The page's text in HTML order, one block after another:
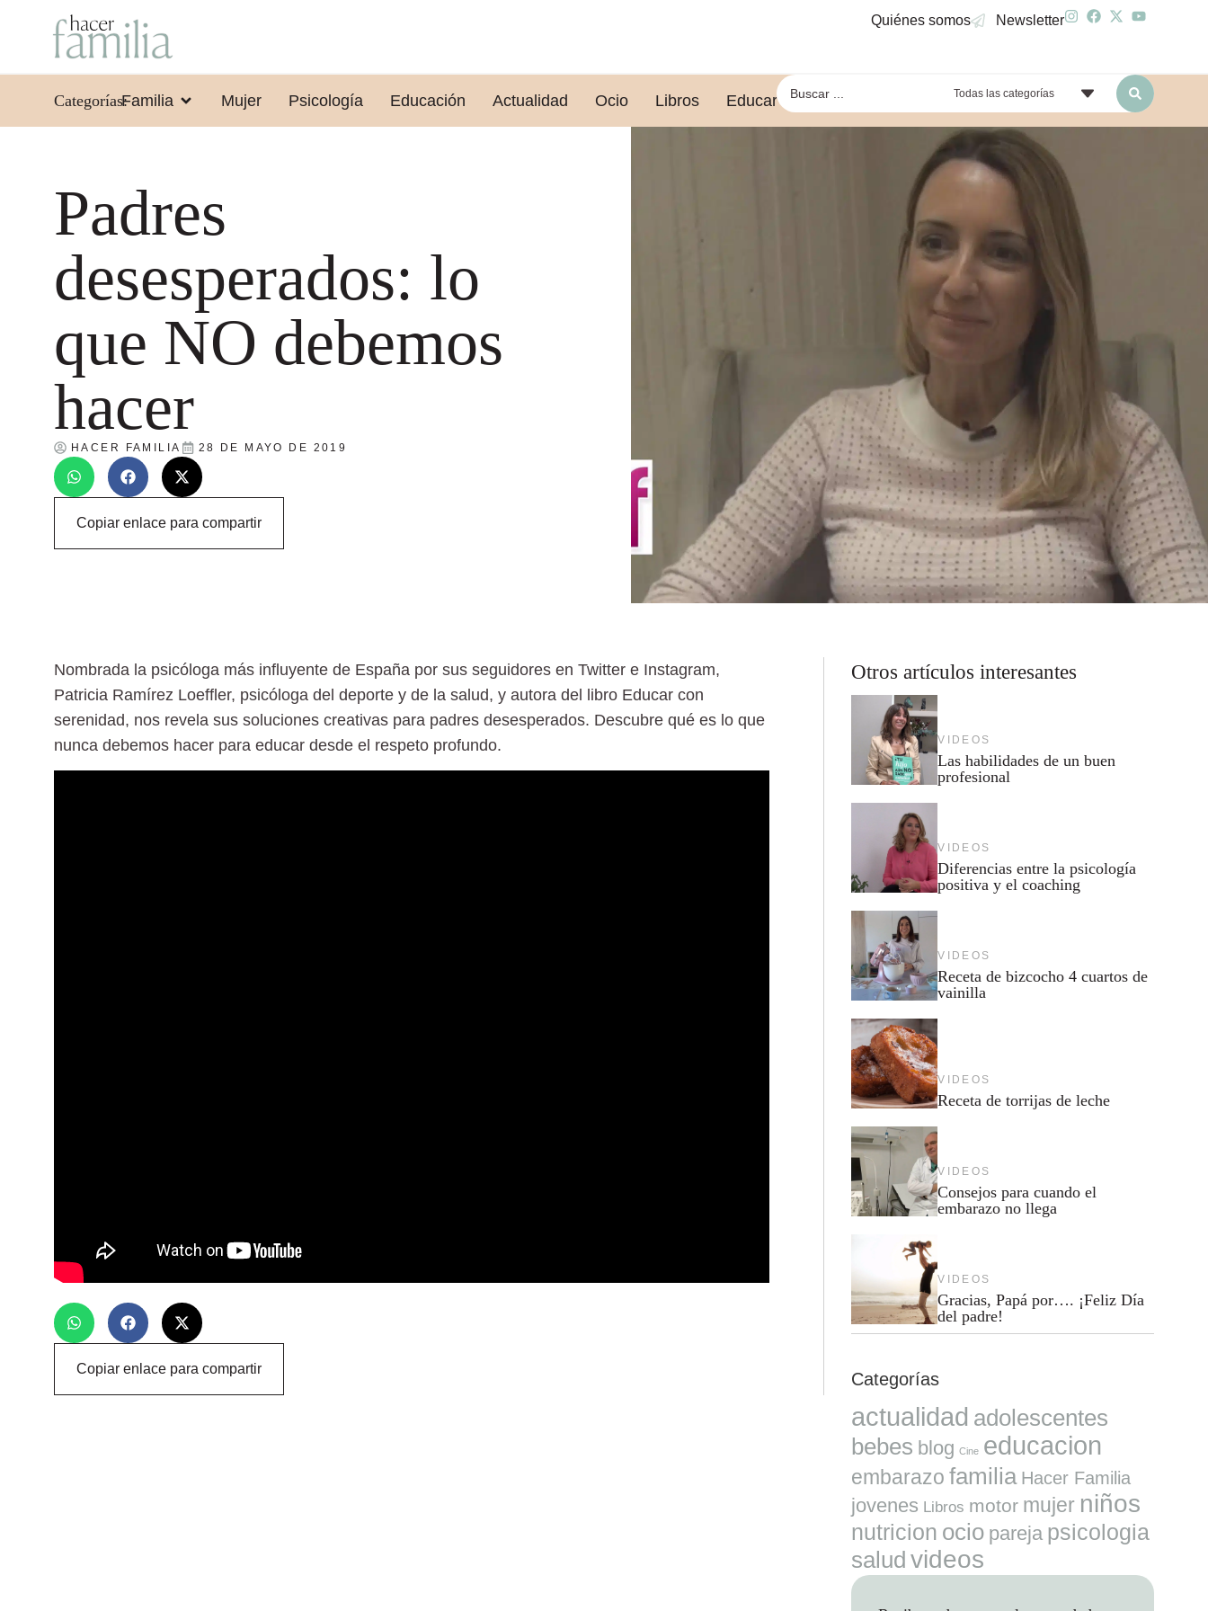
Quiénes somos Newsletter
Categorías:Familia Mujer Psicología Educación Actualidad Ocio Libros Educar leyendo Todas las categorías
Padres
desesperados: lo
que NO debemos
hacer
HACER FAMILIA 28 DE MAYO DE 2019
Copiar enlace para compartir
Nombrada la psicóloga más influyente de España por sus seguidores en Twitter e Instagram,
Patricia Ramírez Loeffler, psicóloga del deporte y de la salud, y autora del libro Educar con
serenidad, nos revela sus soluciones creativas para padres desesperados. Descubre qué es lo que
nunca debemos hacer para educar desde el respeto profundo.
Copiar enlace para compartir
Otros artículos interesantes
VIDEOS
Las habilidades de un buen
profesional
VIDEOS
Diferencias entre la psicología
positiva y el coaching
VIDEOS
Receta de bizcocho 4 cuartos de
vainilla
VIDEOS
Receta de torrijas de leche
VIDEOS
Consejos para cuando el
embarazo no llega
VIDEOS
Gracias, Papá por…. ¡Feliz Día
del padre!
Categorías
actualidad adolescentes
bebes blog Cine educacion
embarazo familia Hacer Familia
jovenes Libros motor mujer niños
nutricion ocio pareja psicologia
salud videos